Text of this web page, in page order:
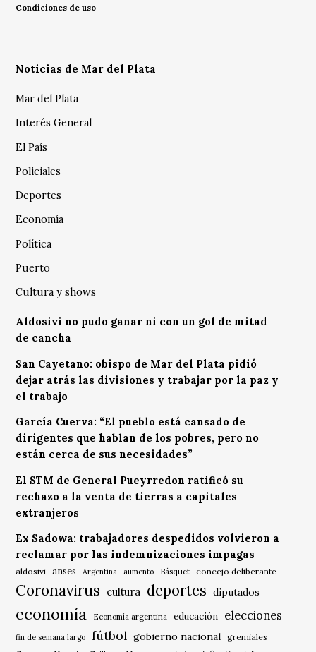
Condiciones de uso
Noticias de Mar del Plata
Mar del Plata
Interés General
El País
Policiales
Deportes
Economía
Política
Puerto
Cultura y shows
Aldosivi no pudo ganar ni con un gol de mitad
de cancha
San Cayetano: obispo de Mar del Plata pidió
dejar atrás las divisiones y trabajar por la paz y
el trabajo
García Cuerva: “El pueblo está cansado de
dirigentes que hablan de los pobres, pero no
están cerca de sus necesidades”
El STM de General Pueyrredon ratificó su
rechazo a la venta de tierras a capitales
extranjeros
Ex Sadowa: trabajadores despedidos volvieron a
reclamar por las indemnizaciones impagas
aldosivi anses Argentina aumento Básquet concejo deliberante
Coronavirus cultura deportes diputados
economía Economía argentina educación elecciones
fin de semana largo fútbol gobierno nacional gremiales